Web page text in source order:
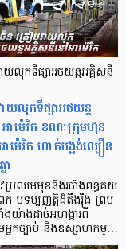
លុកទីផ្សាររថយន្តអគ្គិសនី
យលុកទីផ្សាររថយន្ត
ាម៉េរិក ខណៈក្រុមហ៊ុន
ម៉េរិក ហាក់បង្អង់ល្បឿន
ា
ប្រឈមមុខនឹងរបាំងពន្ធគយ
បទប្បញ្ញត្តិដ៏តឹងរ៉ឹង ព្រម
ងយ៉ាងដាច់អហង្ការពី
នកច្បាប់ និងឧស្សាហកម្…